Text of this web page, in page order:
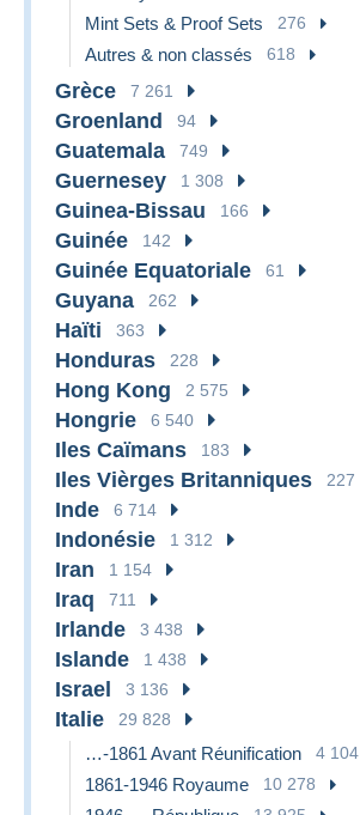
Mint Sets & Proof Sets 276
Autres & non classés 618
Grèce 7 261
Groenland 94
Guatemala 749
Guernesey 1 308
Guinea-Bissau 166
Guinée 142
Guinée Equatoriale 61
Guyana 262
Haïti 363
Honduras 228
Hong Kong 2 575
Hongrie 6 540
Iles Caïmans 183
Iles Vièrges Britanniques 227
Inde 6 714
Indonésie 1 312
Iran 1 154
Iraq 711
Irlande 3 438
Islande 1 438
Israel 3 136
Italie 29 828
…-1861 Avant Réunification 4 104
1861-1946 Royaume 10 278